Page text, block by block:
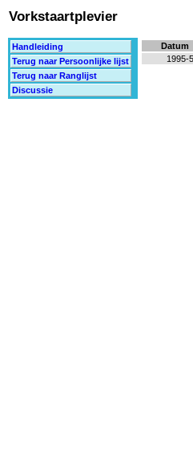
Vorkstaartplevier
Handleiding
Terug naar Persoonlijke lijst
Terug naar Ranglijst
Discussie
Datum
1995-